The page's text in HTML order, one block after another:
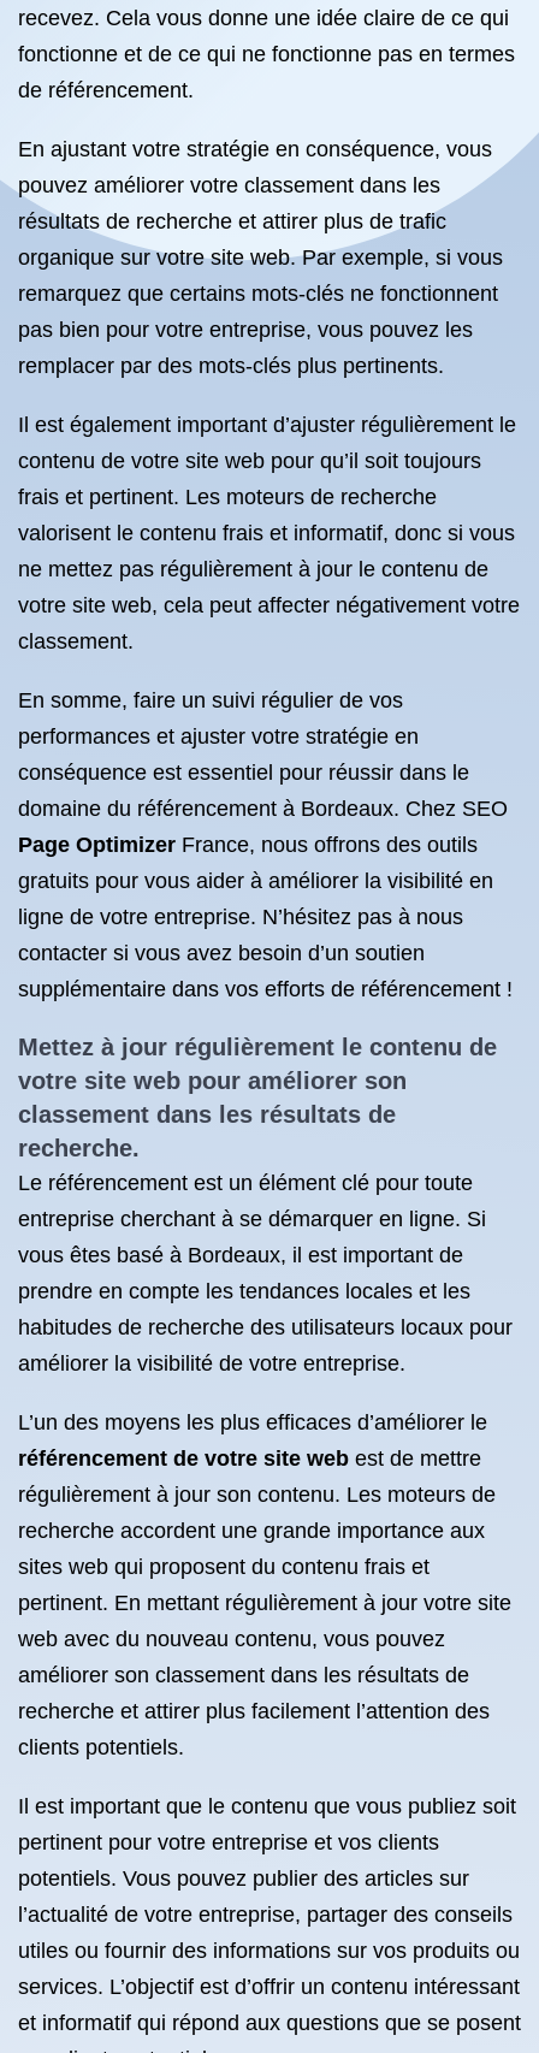
recevez. Cela vous donne une idée claire de ce qui
fonctionne et de ce qui ne fonctionne pas en termes
de référencement.
En ajustant votre stratégie en conséquence, vous
pouvez améliorer votre classement dans les
résultats de recherche et attirer plus de trafic
organique sur votre site web. Par exemple, si vous
remarquez que certains mots-clés ne fonctionnent
pas bien pour votre entreprise, vous pouvez les
remplacer par des mots-clés plus pertinents.
Il est également important d’ajuster régulièrement le
contenu de votre site web pour qu’il soit toujours
frais et pertinent. Les moteurs de recherche
valorisent le contenu frais et informatif, donc si vous
ne mettez pas régulièrement à jour le contenu de
votre site web, cela peut affecter négativement votre
classement.
En somme, faire un suivi régulier de vos
performances et ajuster votre stratégie en
conséquence est essentiel pour réussir dans le
domaine du référencement à Bordeaux. Chez SEO
Page Optimizer France, nous offrons des outils
gratuits pour vous aider à améliorer la visibilité en
ligne de votre entreprise. N’hésitez pas à nous
contacter si vous avez besoin d’un soutien
supplémentaire dans vos efforts de référencement !
Mettez à jour régulièrement le contenu de
votre site web pour améliorer son
classement dans les résultats de
recherche.
Le référencement est un élément clé pour toute
entreprise cherchant à se démarquer en ligne. Si
vous êtes basé à Bordeaux, il est important de
prendre en compte les tendances locales et les
habitudes de recherche des utilisateurs locaux pour
améliorer la visibilité de votre entreprise.
L’un des moyens les plus efficaces d’améliorer le
référencement de votre site web est de mettre
régulièrement à jour son contenu. Les moteurs de
recherche accordent une grande importance aux
sites web qui proposent du contenu frais et
pertinent. En mettant régulièrement à jour votre site
web avec du nouveau contenu, vous pouvez
améliorer son classement dans les résultats de
recherche et attirer plus facilement l’attention des
clients potentiels.
Il est important que le contenu que vous publiez soit
pertinent pour votre entreprise et vos clients
potentiels. Vous pouvez publier des articles sur
l’actualité de votre entreprise, partager des conseils
utiles ou fournir des informations sur vos produits ou
services. L’objectif est d’offrir un contenu intéressant
et informatif qui répond aux questions que se posent